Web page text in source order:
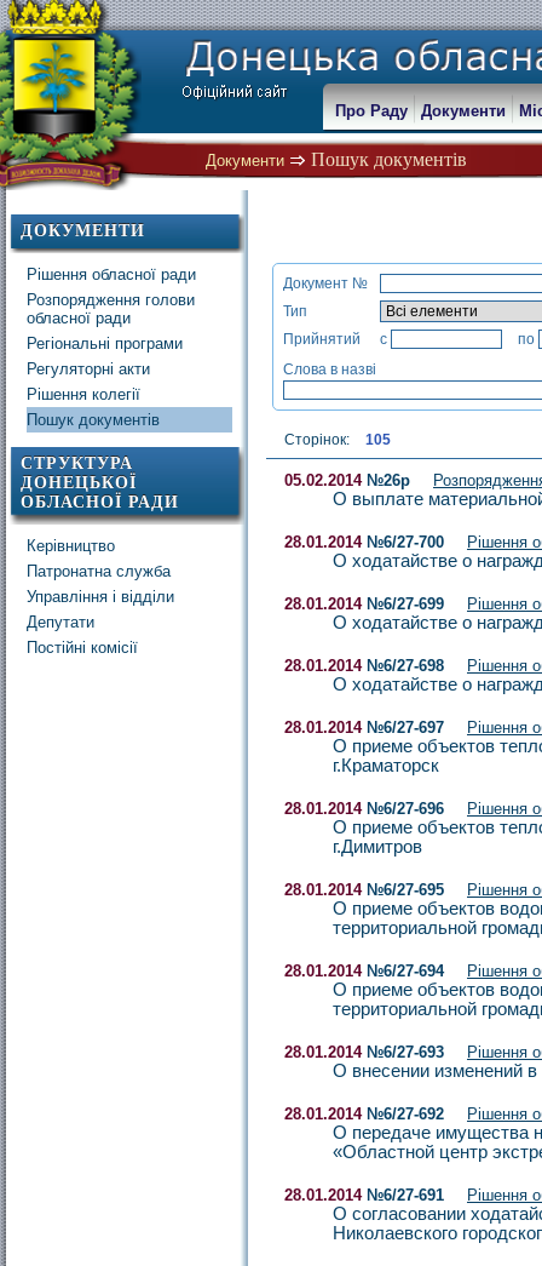
Документи Пошук документів
Про Раду Документи
ДОКУМЕНТИ
Рішення обласної ради
Розпорядження голови
обласної ради
Регіональні програми
Регуляторні акти
Рішення колегії
Пошук документів
СТРУКТУРА
ДОНЕЦЬКОЇ
ОБЛАСНОЇ РАДИ
Керівництво
Патронатна служба
Управління і відділи
Депутати
Постійні комісії
Документ №
Тип
Прийнятий
с
по
Слова в назві
Сторінок: 105
05.02.2014№26р
О выплате
28.01.2014№6/27-700 Рішення
О ходатайстве о
28.01.2014№6/27-699 Рішення
О ходатайстве о
28.01.2014№6/27-698 Рішення
О ходатайстве о
28.01.2014№6/27-697 Рішення
О приеме объектов
г.Краматорск
28.01.2014№6/27-696 Рішення
О приеме объектов
г.Димитров
28.01.2014№6/27-695 Рішення
О приеме объектов
территориальной
28.01.2014№6/27-694 Рішення
О приеме объектов
территориальной
28.01.2014№6/27-693 Рішення
О внесении изменений в
28.01.2014№6/27-692 Рішення
О передаче имущества
«Областной центр
28.01.2014№6/27-691 Рішення
О согласовании
Николаевского